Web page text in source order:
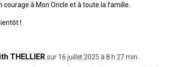
courage à Mon Oncle et à toute la famille.
!
THELLIER sur 16 juillet 2025 à 8 h 27 min